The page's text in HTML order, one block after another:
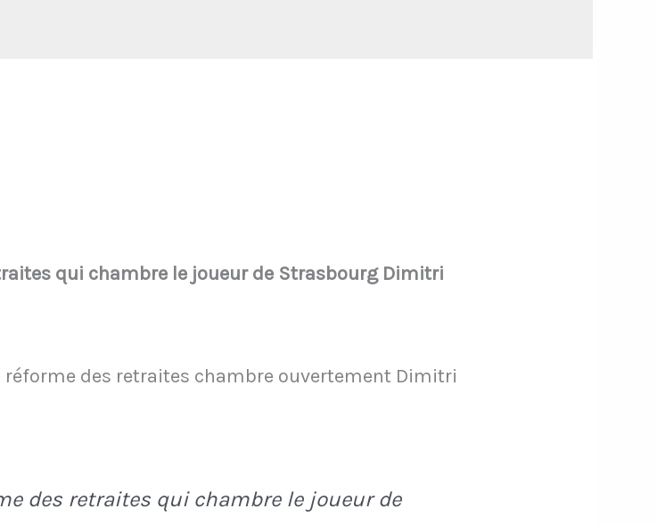
qui chambre le joueur de Strasbourg Dimitri
réforme des retraites chambre ouvertement Dimitri
des retraites qui chambre le joueur de